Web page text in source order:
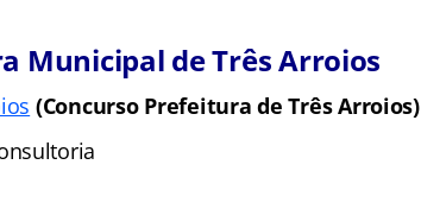
Municipal de Três Arroios
(Concurso Prefeitura de Três Arroios)